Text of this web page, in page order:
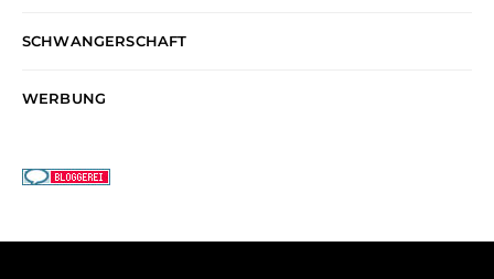
SCHWANGERSCHAFT
WERBUNG